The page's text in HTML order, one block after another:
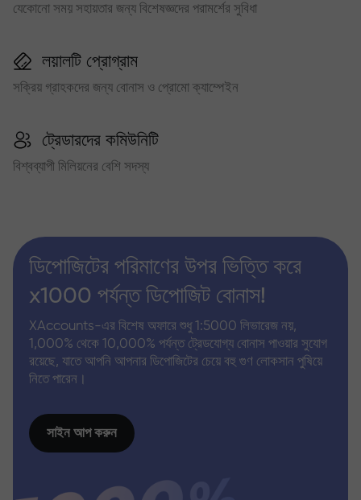
যেকোনো সময় সহায়তার জন্য বিশেষজ্ঞদের পরামর্শের সুবিধা
লয়ালটি প্রোগ্রাম
সক্রিয় গ্রাহকদের জন্য বোনাস ও প্রোমো ক্যাম্পেইন
ট্রেডারদের কমিউনিটি
বিশ্বব্যাপী মিলিয়নের বেশি সদস্য
ডিপোজিটের পরিমাণের উপর ভিত্তি করে
x1000 পর্যন্ত ডিপোজিট বোনাস!
XAccounts-এর বিশেষ অফারে শুধু 1:5000 লিভারেজ নয়,
1,000% থেকে 10,000% পর্যন্ত ট্রেডযোগ্য বোনাস পাওয়ার সুযোগ
রয়েছে, যাতে আপনি আপনার ডিপোজিটের চেয়ে বহু গুণ লোকসান পুষিয়ে
নিতে পারেন।
সাইন আপ করুন